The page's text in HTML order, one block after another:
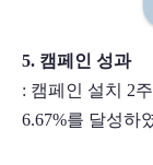
5. 캠페인 성과
: 캠페인 설치 2
6.67%를 달성하